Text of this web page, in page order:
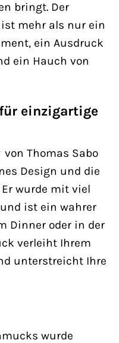
bringt. Der
ist mehr als nur ein
ein Ausdruck
ein Hauch von
einzigartige
von Thomas Sabo
Design und die
wurde mit viel
ist ein wahrer
Dinner oder in der
verleiht Ihrem
unterstreicht Ihre
wurde